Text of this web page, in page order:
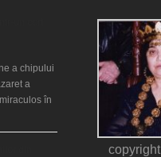
a chipului
a
în
copyright